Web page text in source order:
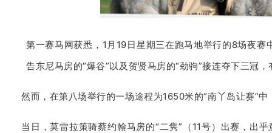
第一赛马网获悉，1月19日星期三在跑马地举行的8场夜
告东尼马房的“爆谷”以及贺贤马房的“劲驹”接连夺下三冠
然而，在第八场举行的一场途程为1650米的“南丫岛让赛”
当日，莫雷拉策骑蔡约翰马房的“二隽”（11号）出赛，出